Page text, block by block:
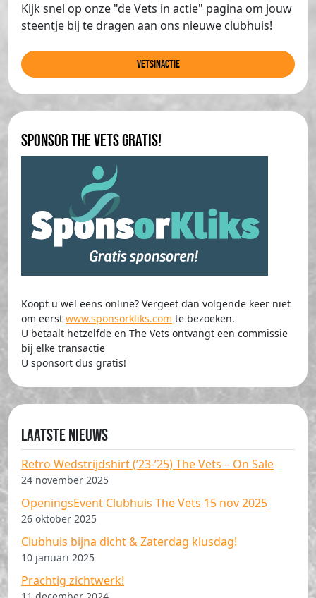
Kijk snel op onze "de Vets in actie" pagina om jouw
steentje bij te dragen aan ons nieuwe clubhuis!
Vetsinactie
Sponsor The Vets gratis!
Koopt u wel eens online? Vergeet dan volgende keer niet
om eerst www.sponsorkliks.com te bezoeken.
U betaalt hetzelfde en The Vets ontvangt een commissie
bij elke transactie
U sponsort dus gratis!
Laatste nieuws
Retro Wedstrijdshirt (’23-’25) The Vets – On Sale
24 november 2025
OpeningsEvent Clubhuis The Vets 15 nov 2025
26 oktober 2025
Clubhuis bijna dicht & Zaterdag klusdag!
10 januari 2025
Prachtig zichtwerk!